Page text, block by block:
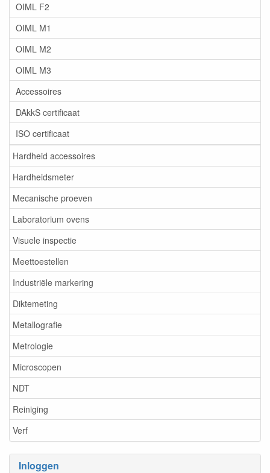
OIML F2
OIML M1
OIML M2
OIML M3
Accessoires
DAkkS certificaat
ISO certificaat
Hardheid accessoires
Hardheidsmeter
Mecanische proeven
Laboratorium ovens
Visuele inspectie
Meettoestellen
Industriële markering
Diktemeting
Metallografie
Metrologie
Microscopen
NDT
Reiniging
Verf
Inloggen